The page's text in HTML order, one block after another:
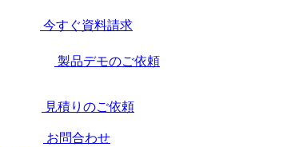
今すぐ資料請求
製品デモのご依頼
見積りのご依頼
お問合わせ